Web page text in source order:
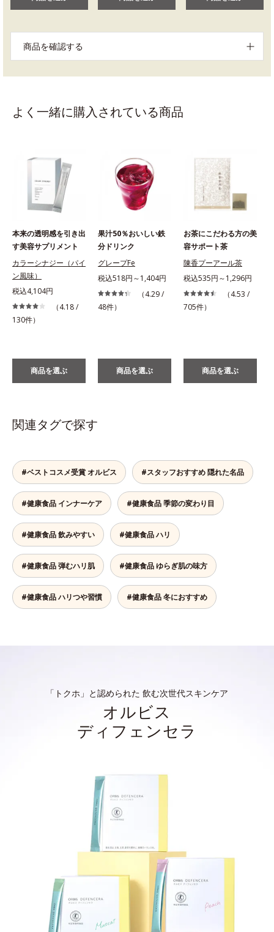
商品を確認する
よく一緒に購入されている商品
本来の透明感を引き出
す美容サプリメント
カラーシナジー（パイ
ン風味）
税込4,104円
（4.18 /
130件）
商品を選ぶ
果汁50％おいしい鉄
分ドリンク
グレープFe
税込518円～1,404円
（4.29 /
48件）
商品を選ぶ
お茶にこだわる方の美
容サポート茶
陳香プーアール茶
税込535円～1,296円
（4.53 /
705件）
商品を選ぶ
関連タグで探す
#ベストコスメ受賞 オルビス #スタッフおすすめ 隠れた名品
#健康食品 インナーケア #健康食品 季節の変わり目
#健康食品 飲みやすい #健康食品 ハリ
#健康食品 弾むハリ肌 #健康食品 ゆらぎ肌の味方
#健康食品 ハリつや習慣 #健康食品 冬におすすめ
「トクホ」と認められた 飲む次世代スキンケア
オルビス
ディフェンセラ